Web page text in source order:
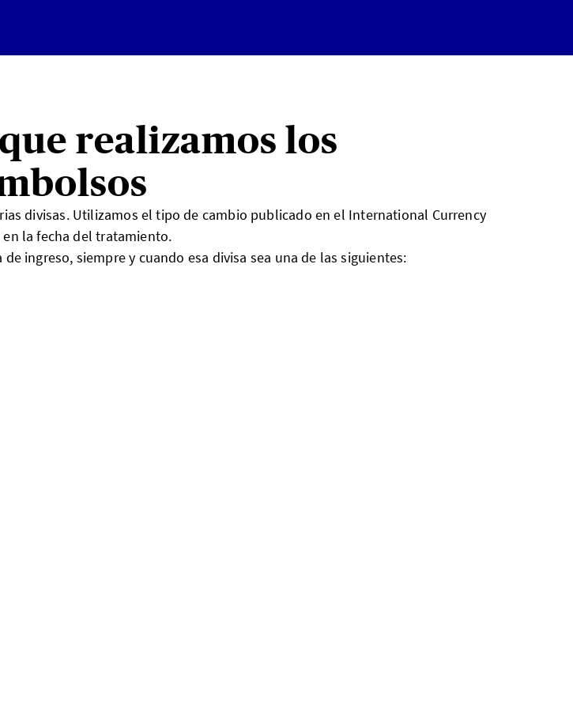
realizamos los
divisas. Utilizamos el tipo de cambio publicado en el International Currency
en la fecha del tratamiento.
ingreso, siempre y cuando esa divisa sea una de las siguientes: